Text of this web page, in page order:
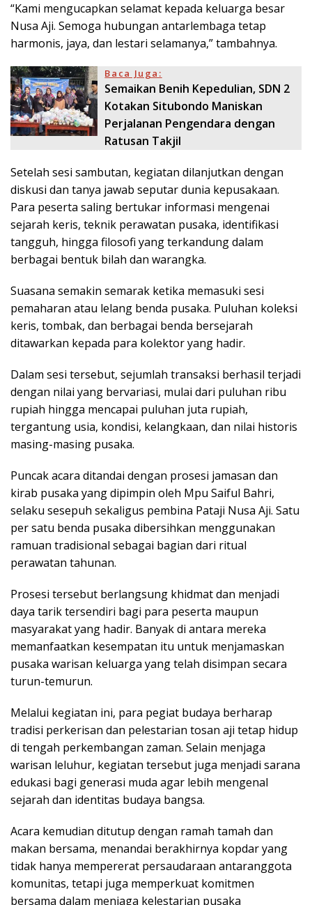
“Kami mengucapkan selamat kepada keluarga besar
Nusa Aji. Semoga hubungan antarlembaga tetap
harmonis, jaya, dan lestari selamanya,” tambahnya.
Baca Juga:
Semaikan Benih Kepedulian, SDN 2
Kotakan Situbondo Maniskan
Perjalanan Pengendara dengan
Ratusan Takjil
Setelah sesi sambutan, kegiatan dilanjutkan dengan
diskusi dan tanya jawab seputar dunia kepusakaan.
Para peserta saling bertukar informasi mengenai
sejarah keris, teknik perawatan pusaka, identifikasi
tangguh, hingga filosofi yang terkandung dalam
berbagai bentuk bilah dan warangka.
Suasana semakin semarak ketika memasuki sesi
pemaharan atau lelang benda pusaka. Puluhan koleksi
keris, tombak, dan berbagai benda bersejarah
ditawarkan kepada para kolektor yang hadir.
Dalam sesi tersebut, sejumlah transaksi berhasil terjadi
dengan nilai yang bervariasi, mulai dari puluhan ribu
rupiah hingga mencapai puluhan juta rupiah,
tergantung usia, kondisi, kelangkaan, dan nilai historis
masing-masing pusaka.
Puncak acara ditandai dengan prosesi jamasan dan
kirab pusaka yang dipimpin oleh Mpu Saiful Bahri,
selaku sesepuh sekaligus pembina Pataji Nusa Aji. Satu
per satu benda pusaka dibersihkan menggunakan
ramuan tradisional sebagai bagian dari ritual
perawatan tahunan.
Prosesi tersebut berlangsung khidmat dan menjadi
daya tarik tersendiri bagi para peserta maupun
masyarakat yang hadir. Banyak di antara mereka
memanfaatkan kesempatan itu untuk menjamaskan
pusaka warisan keluarga yang telah disimpan secara
turun-temurun.
Melalui kegiatan ini, para pegiat budaya berharap
tradisi perkerisan dan pelestarian tosan aji tetap hidup
di tengah perkembangan zaman. Selain menjaga
warisan leluhur, kegiatan tersebut juga menjadi sarana
edukasi bagi generasi muda agar lebih mengenal
sejarah dan identitas budaya bangsa.
Acara kemudian ditutup dengan ramah tamah dan
makan bersama, menandai berakhirnya kopdar yang
tidak hanya mempererat persaudaraan antaranggota
komunitas, tetapi juga memperkuat komitmen
bersama dalam menjaga kelestarian pusaka